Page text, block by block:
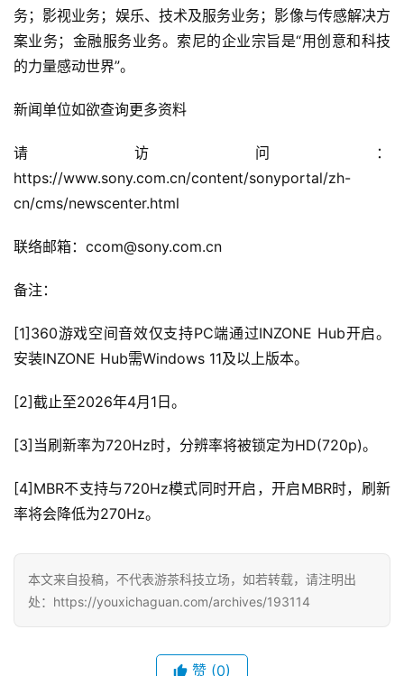
务；影视业务；娱乐、技术及服务业务；影像与传感解决方
案业务；金融服务业务。索尼的企业宗旨是“用创意和科技
的力量感动世界”。
新闻单位如欲查询更多资料
请访问：
https://www.sony.com.cn/content/sonyportal/zh-
cn/cms/newscenter.html
联络邮箱：ccom@sony.com.cn
备注：
[1]360游戏空间音效仅支持PC端通过INZONE Hub开启。
安装INZONE Hub需Windows 11及以上版本。
[2]截止至2026年4月1日。
[3]当刷新率为720Hz时，分辨率将被锁定为HD(720p)。
[4]MBR不支持与720Hz模式同时开启，开启MBR时，刷新
率将会降低为270Hz。
本文来自投稿，不代表游茶科技立场，如若转载，请注明出
处：https://youxichaguan.com/archives/193114
赞 (0)